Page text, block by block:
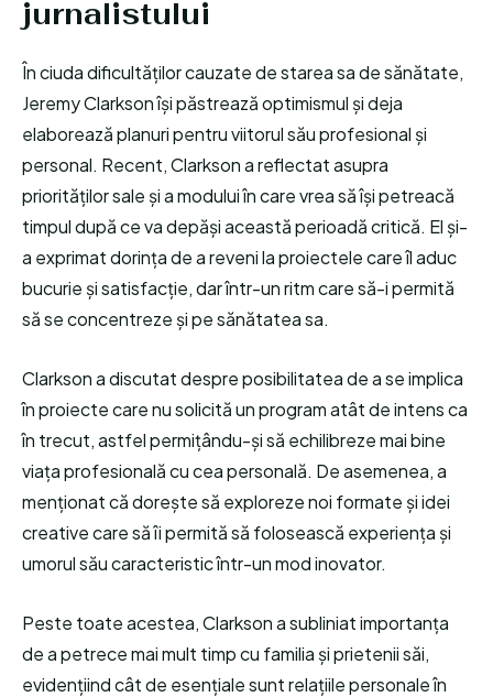
jurnalistului
În ciuda dificultăților cauzate de starea sa de sănătate,
Jeremy Clarkson își păstrează optimismul și deja
elaborează planuri pentru viitorul său profesional și
personal. Recent, Clarkson a reflectat asupra
priorităților sale și a modului în care vrea să își petreacă
timpul după ce va depăși această perioadă critică. El și-
a exprimat dorința de a reveni la proiectele care îl aduc
bucurie și satisfacție, dar într-un ritm care să-i permită
să se concentreze și pe sănătatea sa.
Clarkson a discutat despre posibilitatea de a se implica
în proiecte care nu solicită un program atât de intens ca
în trecut, astfel permițându-și să echilibreze mai bine
viața profesională cu cea personală. De asemenea, a
menționat că dorește să exploreze noi formate și idei
creative care să îi permită să folosească experiența și
umorul său caracteristic într-un mod inovator.
Peste toate acestea, Clarkson a subliniat importanța
de a petrece mai mult timp cu familia și prietenii săi,
evidențiind cât de esențiale sunt relațiile personale în